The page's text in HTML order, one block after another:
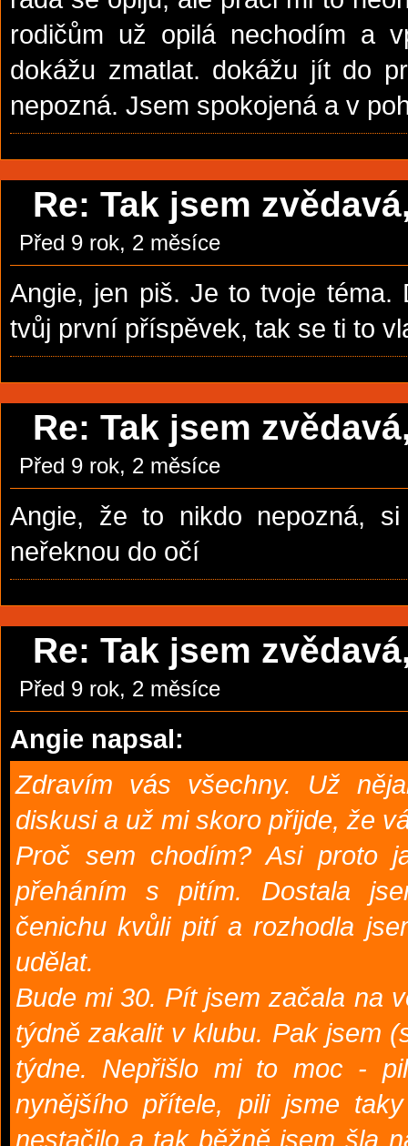
rodičům už opilá nechodím a
dokážu zmatlat. dokážu jít do
nepozná. Jsem spokojená a v
Re: Tak jsem
Před 9 rok, 2 měsíce
Angie, jen piš. Je to tvoje téma.
tvůj první příspěvek, tak se ti to
Re: Tak jsem
Před 9 rok, 2 měsíce
Angie, že to nikdo nepozná,
neřeknou do očí
Re: Tak jsem
Před 9 rok, 2 měsíce
Angie napsal:
Zdravím vás všechny. Už
diskusi a už mi skoro přijde, že
Proč sem chodím? Asi proto
přeháním s pitím. Dostala
čenichu kvůli pití a rozhodla
udělat.
Bude mi 30. Pít jsem začala na
týdně zakalit v klubu. Pak jsem
týdne. Nepřišlo mi to moc -
nynějšího přítele, pili jsme
nestačilo a tak běžně jsem šla